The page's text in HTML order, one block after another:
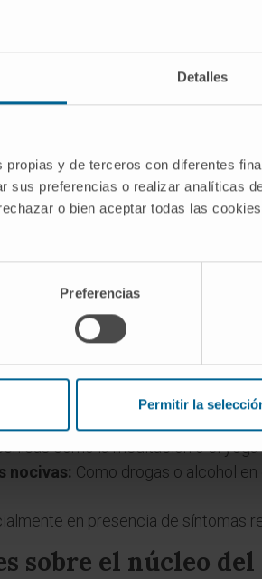
Detalles
propias y de terceros con diferentes
sus preferencias o realizar analíticas
o bien aceptar todas las
Preferencias
Permitir la
Alzheimer muestran afectación
como la depresión.
si se presentan síntomas
Relacionados con trastornos
con elnúcleo del rafe,
como la meditación o el
nocivas: Como drogas o alcohol
en presencia de síntomas
sobre el núcleo del